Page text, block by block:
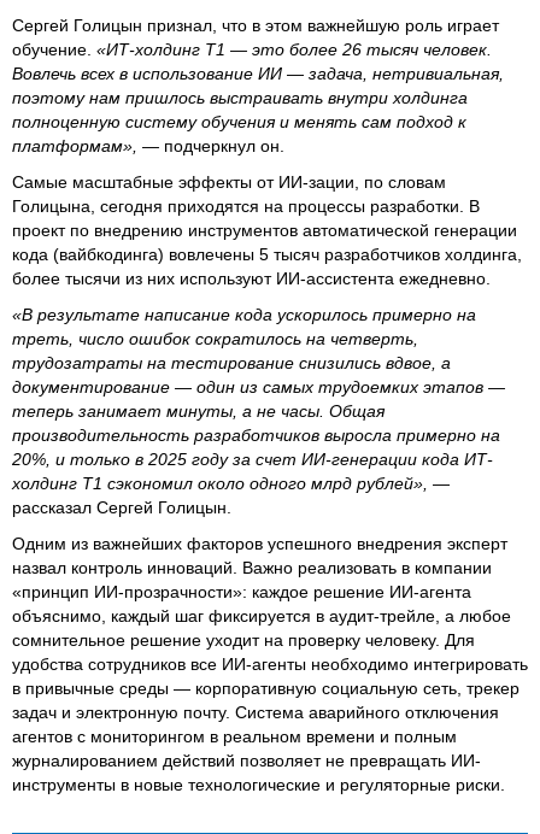
Сергей Голицын признал, что в этом важнейшую роль играет
обучение. «ИТ-холдинг Т1 — это более 26 тысяч человек.
Вовлечь всех в использование ИИ — задача, нетривиальная,
поэтому нам пришлось выстраивать внутри холдинга
полноценную систему обучения и менять сам подход к
платформам», — подчеркнул он.
Самые масштабные эффекты от ИИ-зации, по словам
Голицына, сегодня приходятся на процессы разработки. В
проект по внедрению инструментов автоматической генерации
кода (вайбкодинга) вовлечены 5 тысяч разработчиков холдинга,
более тысячи из них используют ИИ-ассистента ежедневно.
«В результате написание кода ускорилось примерно на
треть, число ошибок сократилось на четверть,
трудозатраты на тестирование снизились вдвое, а
документирование — один из самых трудоемких этапов —
теперь занимает минуты, а не часы. Общая
производительность разработчиков выросла примерно на
20%, и только в 2025 году за счет ИИ-генерации кода ИТ-
холдинг Т1 сэкономил около одного млрд рублей», —
рассказал Сергей Голицын.
Одним из важнейших факторов успешного внедрения эксперт
назвал контроль инноваций. Важно реализовать в компании
«принцип ИИ-прозрачности»: каждое решение ИИ-агента
объяснимо, каждый шаг фиксируется в аудит-трейле, а любое
сомнительное решение уходит на проверку человеку. Для
удобства сотрудников все ИИ-агенты необходимо интегрировать
в привычные среды — корпоративную социальную сеть, трекер
задач и электронную почту. Система аварийного отключения
агентов с мониторингом в реальном времени и полным
журналированием действий позволяет не превращать ИИ-
инструменты в новые технологические и регуляторные риски.